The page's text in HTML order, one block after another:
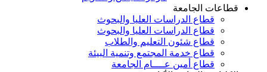
قطاعات الجامعة
قطاع الدراسات العليا والبحوث
قطاع الدراسات العليا والبحوث
قطاع شئون التعليم والطلاب
قطاع خدمة المجتمع وتنمية البيئة
قطاع أمين عــــام الجامعة